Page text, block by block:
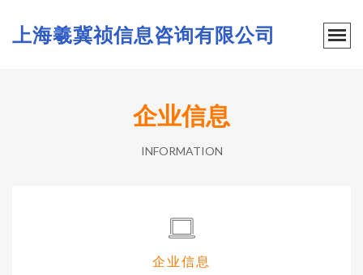
上海羲冀祯信息咨询有限公司
企业信息
INFORMATION
企业信息